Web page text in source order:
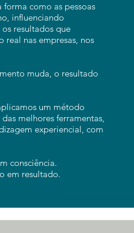
como as pessoas
influenciando
resultados que
nas empresas, nos
muda, o resultado
um método
melhores ferramentas,
experiencial, com
consciência.
em resultado.